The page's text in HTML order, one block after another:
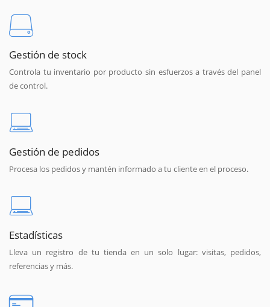
Gestión de stock
Controla tu inventario por producto sin esfuerzos a través del panel
de control.
Gestión de pedidos
Procesa los pedidos y mantén informado a tu cliente en el proceso.
Estadísticas
Lleva un registro de tu tienda en un solo lugar: visitas, pedidos,
referencias y más.